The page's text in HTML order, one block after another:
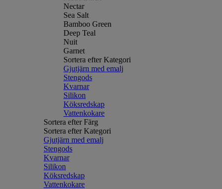
Nectar
Sea Salt
Bamboo Green
Deep Teal
Nuit
Garnet
Sortera efter Kategori
Gjutjärn med emalj
Stengods
Kvarnar
Silikon
Köksredskap
Vattenkokare
Sortera efter Färg
Sortera efter Kategori
Gjutjärn med emalj
Stengods
Kvarnar
Silikon
Köksredskap
Vattenkokare